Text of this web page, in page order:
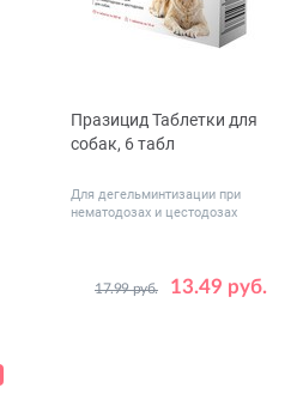
Празицид Таблетки для
собак, 6 табл
Для дегельминтизации при
нематодозах и цестодозах
13.49 руб.
17.99 руб.